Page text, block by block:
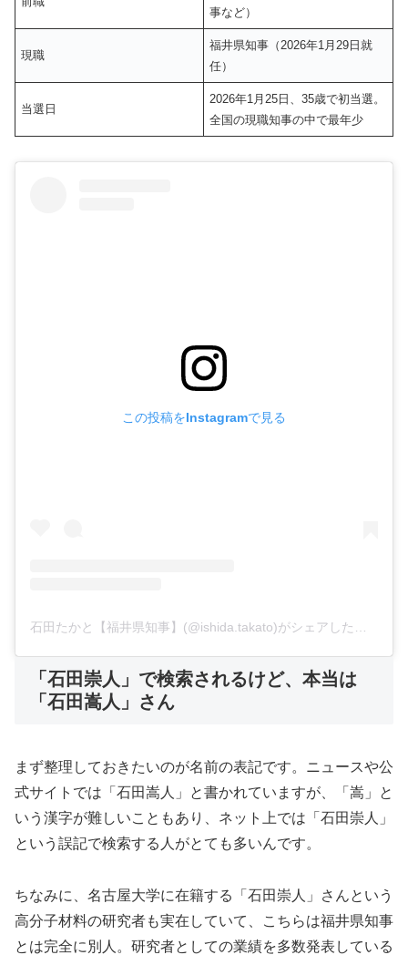
事など）
現職
福井県知事（2026年1月29日就
任）
当選日
2026年1月25日、35歳で初当選。
全国の現職知事の中で最年少
この投稿をInstagramで見る
石田たかと【福井県知事】(@ishida.takato)がシェアした投稿
「石田崇人」で検索されるけど、本当は
「石田嵩人」さん
まず整理しておきたいのが名前の表記です。ニュースや公
式サイトでは「石田嵩人」と書かれていますが、「嵩」と
いう漢字が難しいこともあり、ネット上では「石田崇人」
という誤記で検索する人がとても多いんです。
ちなみに、名古屋大学に在籍する「石田崇人」さんという
高分子材料の研究者も実在していて、こちらは福井県知事
とは完全に別人。研究者としての業績を多数発表している